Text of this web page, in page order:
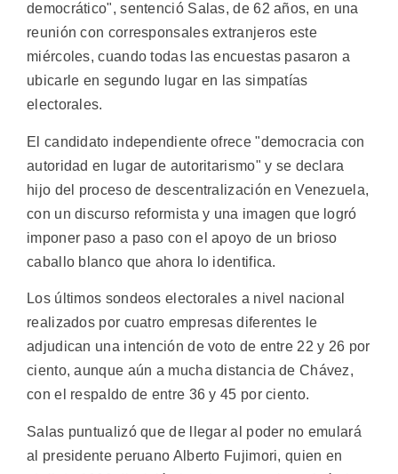
democrático", sentenció Salas, de 62 años, en una
reunión con corresponsales extranjeros este
miércoles, cuando todas las encuestas pasaron a
ubicarle en segundo lugar en las simpatías
electorales.
El candidato independiente ofrece "democracia con
autoridad en lugar de autoritarismo" y se declara
hijo del proceso de descentralización en Venezuela,
con un discurso reformista y una imagen que logró
imponer paso a paso con el apoyo de un brioso
caballo blanco que ahora lo identifica.
Los últimos sondeos electorales a nivel nacional
realizados por cuatro empresas diferentes le
adjudican una intención de voto de entre 22 y 26 por
ciento, aunque aún a mucha distancia de Chávez,
con el respaldo de entre 36 y 45 por ciento.
Salas puntualizó que de llegar al poder no emulará
al presidente peruano Alberto Fujimori, quien en